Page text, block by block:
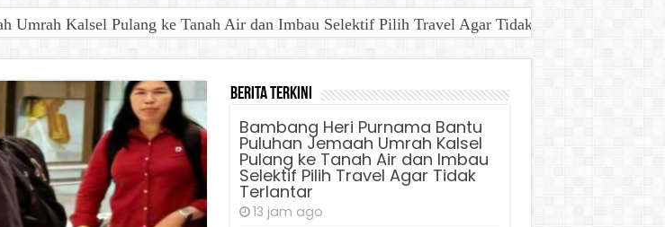
Umrah Kalsel Pulang ke Tanah Air dan Imbau Selektif Pilih Travel Agar Tidak Terlantar
Berita Terkini
Bambang Heri Purnama Bantu
Puluhan Jemaah Umrah Kalsel
Pulang ke Tanah Air dan Imbau
Selektif Pilih Travel Agar Tidak
Terlantar
13 jam ago